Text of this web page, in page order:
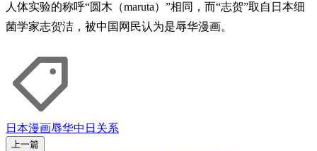
人体实验的称呼“圆木（maruta）”相同，而“志贺”取自日本细
菌学家志贺洁，被中国网民认为是辱华漫画。
日本漫画辱华中日关系
上一篇